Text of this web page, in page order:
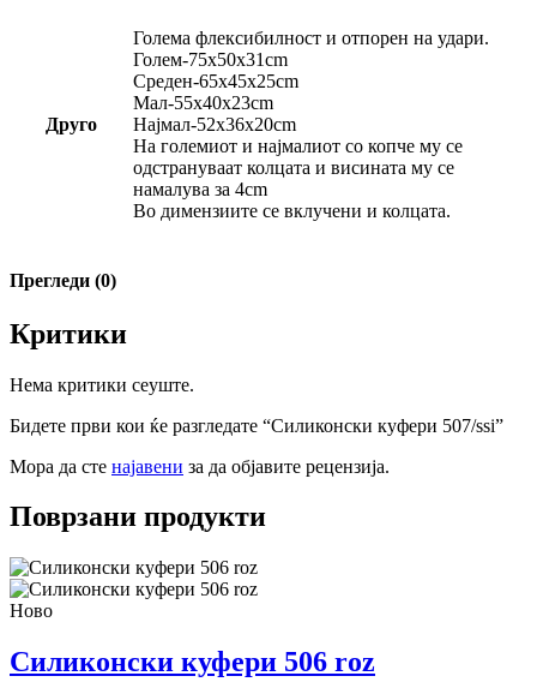
Друго
Голема флексибилност и отпорен на удари.
Голем-75х50х31cm
Среден-65х45х25cm
Мал-55х40х23cm
Најмал-52х36х20cm
На големиот и најмалиот со копче му се
одстрануваат колцата и висината му се
намалува за 4cm
Во димензиите се вклучени и колцата.
Прегледи (0)
Критики
Нема критики сеуште.
Бидете први кои ќе разгледате “Силиконски куфери 507/ssi”
Мора да сте најавени за да објавите рецензија.
Поврзани продукти
Ново
Силиконски куфери 506 roz